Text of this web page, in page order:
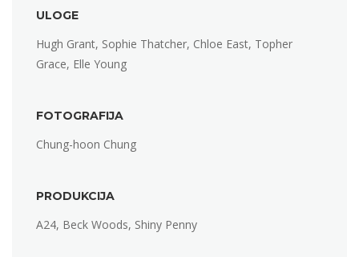
ULOGE
Hugh Grant, Sophie Thatcher, Chloe East, Topher
Grace, Elle Young
FOTOGRAFIJA
Chung-hoon Chung
PRODUKCIJA
A24, Beck Woods, Shiny Penny